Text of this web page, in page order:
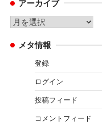
ゴ
リ
ー
アーカイブ
ア
カ メタ情報
登録
ログイン
投稿フィード
コメントフィード